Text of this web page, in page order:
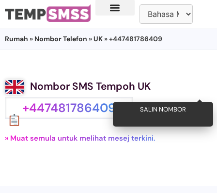
Rumah » Nombor Telefon »UK » +447481786409
Nombor SMS Tempoh UK
+447481786409 SALIN NOMBOR
» Muat semula untuk melihat mesej terkini.